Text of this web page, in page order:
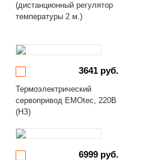
(дистанционный регулятор
температуры 2 м.)
3641 руб.
Термоэлектрический
сервопривод EMOtec, 220В
(НЗ)
6999 руб.